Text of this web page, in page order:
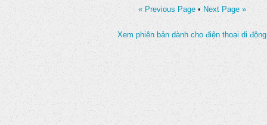
« Previous Page • Next Page »
Xem phiên bản dành cho điện thoại di động